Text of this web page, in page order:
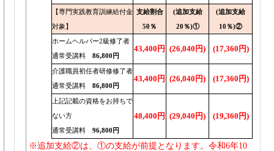
【専門実践教育訓練給付金
対象】
支給割合
50％
(追加支給
20％)①
(追加支給
10％)②
ホームヘルパー2級修了者
通常受講料 86,800円
43,400円 (26,040円) (17,360円)
介護職員初任者研修修了者
通常受講料 86,800円
43,400円 (26,040円) (17,360円)
上記記載の資格をお持ちで
ない方
通常受講料 96,800円
48,400円 (29,040円) (19,360円)
※追加支給②は、①の支給が前提となります。令和6年10